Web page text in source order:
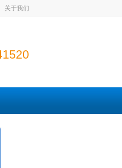
关于我们